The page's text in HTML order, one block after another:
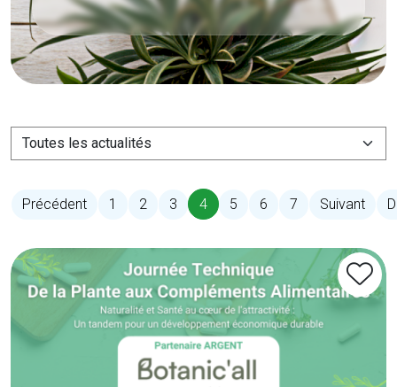
Précédent 1 2 3 4
(current)
5 6 7 Suivant